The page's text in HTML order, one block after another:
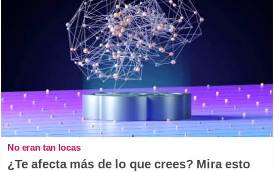
No eran tan locas
¿Te afecta más de lo que crees? Mira esto